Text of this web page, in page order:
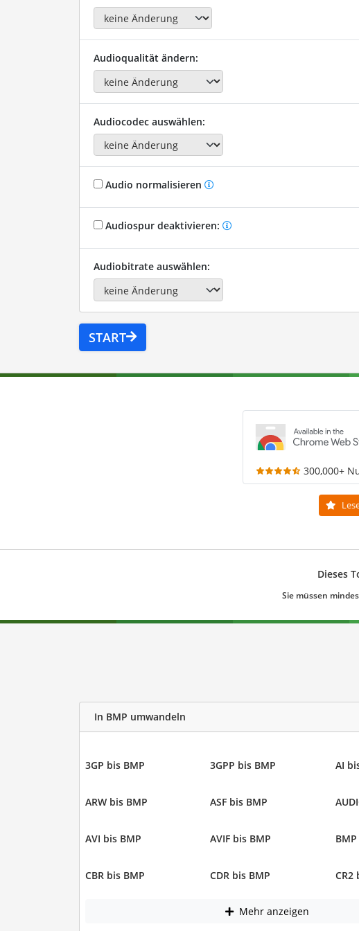
Audioqualität ändern:
Audiocodec auswählen:
Audio normalisieren
Audiospur deaktivieren:
Audiobitrate auswählen:
START
300,000+
Dieses
Sie müssen
In BMP umwandeln
3GP bis BMP 3GPP bis BMP AI
ARW bis BMP ASF bis BMP
AVI bis BMP AVIF bis BMP
CBR bis BMP CDR bis BMP CR2
Mehr anzeigen